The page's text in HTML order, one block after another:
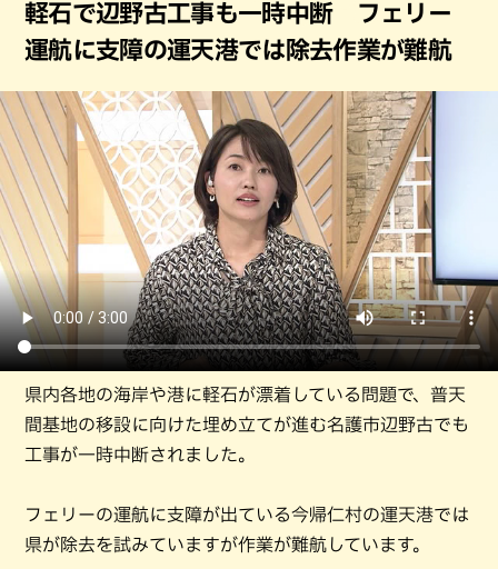
軽石で辺野古工事も一時中断 フェリー
運航に支障の運天港では除去作業が難航
県内各地の海岸や港に軽石が漂着している問題で、普天
間基地の移設に向けた埋め立てが進む名護市辺野古でも
工事が一時中断されました。
フェリーの運航に支障が出ている今帰仁村の運天港では
県が除去を試みていますが作業が難航しています。